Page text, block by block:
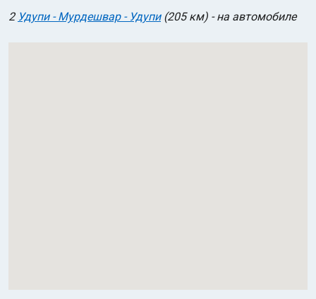
2 Удупи - Мурдешвар - Удупи(205 км) - на автомобиле